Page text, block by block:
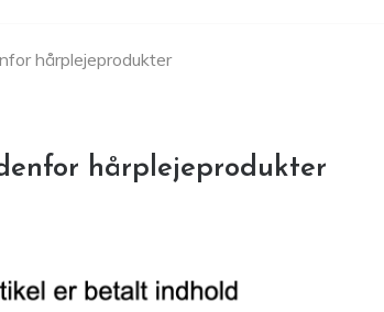
hårplejeprodukter
hårplejeprodukter